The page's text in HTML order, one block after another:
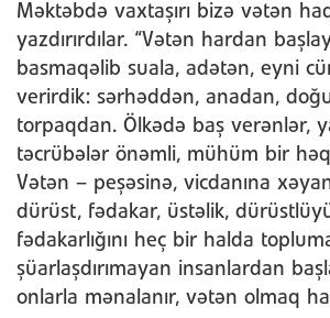
Məktəbdə vaxtaşırı bizə vətən
yazdırırdılar. “Vətən hardan
basmaqəlib suala, adətən, eyni
verirdik: sərhəddən, anadan,
torpaqdan. Ölkədə baş verənlər,
təcrübələr önəmli, mühüm bir
Vətən – peşəsinə, vicdanına
dürüst, fədakar, üstəlik,
fədakarlığını heç bir halda
şüarlaşdırımayan insanlardan
onlarla mənalanır, vətən olmaq